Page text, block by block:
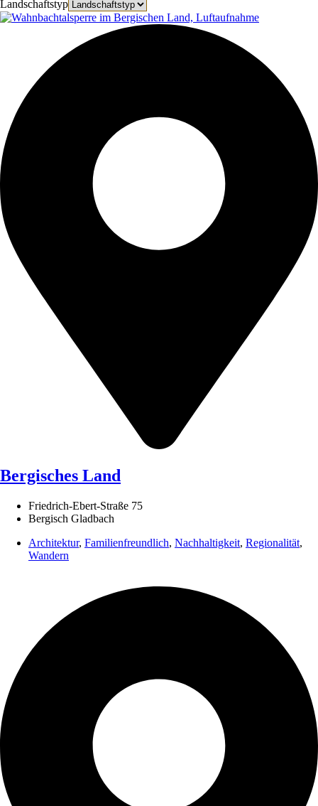
Landschaftstyp
Bergisches Land
Friedrich-Ebert-Straße 75
Bergisch Gladbach
Architektur, Familienfreundlich, Nachhaltigkeit, Regionalität,
Wandern